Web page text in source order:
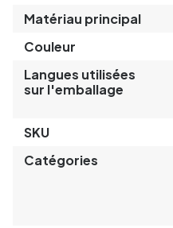
Matériau principal
Couleur
Langues utilisées
sur l'emballage
SKU
Catégories